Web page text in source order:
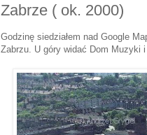
Zabrze ( ok. 2000)
Godzinę siedziałem nad Google
Zabrzu. U góry widać Dom Muzyki